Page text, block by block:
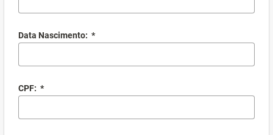
Data Nascimento: *
CPF: *